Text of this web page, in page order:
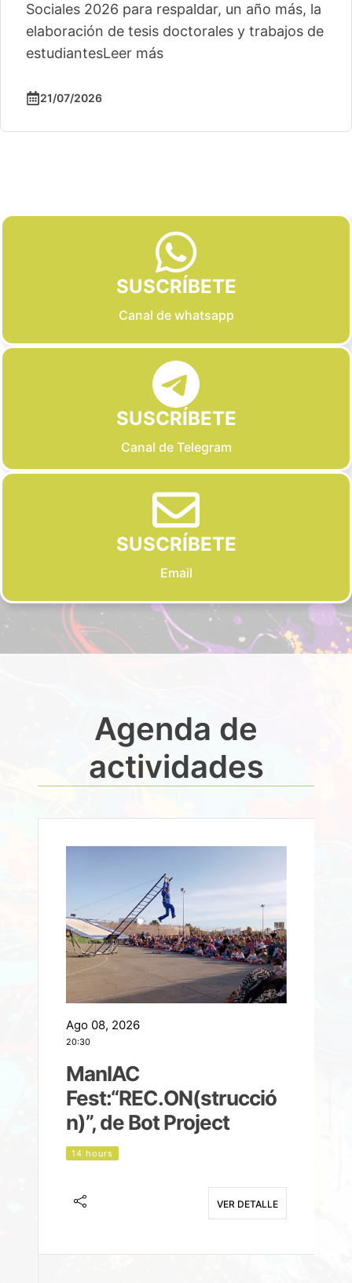
Sociales 2026 para respaldar, un año más, la
elaboración de tesis doctorales y trabajos de
estudiantesLeer más
21/07/2026
SUSCRÍBETE
Canal de whatsapp
SUSCRÍBETE
Canal de Telegram
SUSCRÍBETE
Email
Agenda de
actividades
Ago 08, 2026
20:30
ManIAC
Fest:“REC.ON(strucció
n)”, de Bot Project
14 hours
VER DETALLE